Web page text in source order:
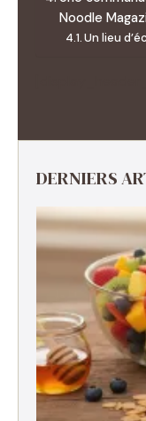
Noodle
Un lieu
DERNIERS